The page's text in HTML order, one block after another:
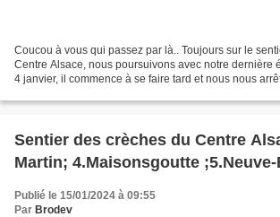
Coucou à vous qui passez par là.. Toujours sur le
Centre Alsace, nous poursuivons avec notre dernière
4 janvier, il commence à se faire tard et nous nous
Sentier des crèches du Centre
Martin; 4.Maisonsgoutte
Publié le 15/01/2024 à 09:55
Par Brodev